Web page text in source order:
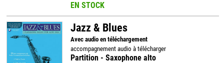
EN STOCK
Jazz & Blues
Avec audio en téléchargement
accompagnement audio à télécharger
Partition - Saxophone alto